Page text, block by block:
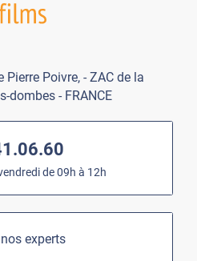
Pierre Poivre, - ZAC de la
dombes - FRANCE
de 09h à 12h
experts